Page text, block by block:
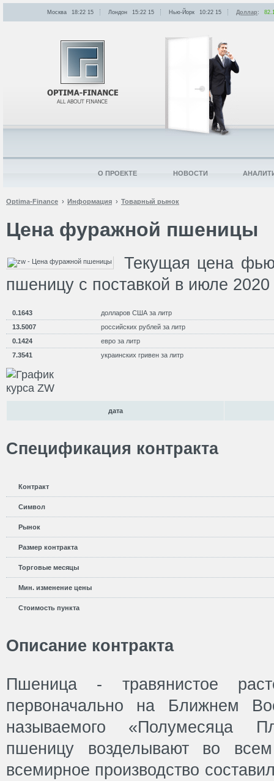
Optima-Finance Информация Товарный рынок
Цена фуражной пшеницы
Текущая цена
пшеницу с поставкой в июле 2020
0.1643
долларов США за литр
13.5007
российских рублей за литр
0.1424
евро за литр
7.3541
украинских гривен за литр
дата
Спецификация контракта
Контракт
Символ
Рынок
Размер контракта
Торговые месяцы
Мин. изменение цены
Стоимость пункта
Описание контракта
Пшеница - травянистое
первоначально на Ближнем
называемого «Полумесяца
пшеницу возделывают во
всемирное производство
Москва 18:22 15 Лондон 15:22 15 Нью-Йорк 10:22 15 Доллар:
О ПРОЕКТЕ НОВОСТИ